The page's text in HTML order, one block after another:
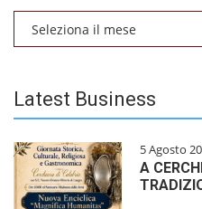
Latest Business
5 Agosto
A